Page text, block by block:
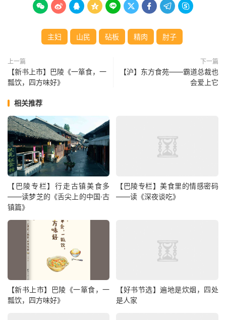
        
主妇 山民 砧板 精肉 肘子
上一篇
【新书上市】巴陵《一箪食，一
瓢饮，四方味好》
下一篇
【沪】东方食苑——霸道总裁也
会爱上它
相关推荐
【巴陵专栏】行走古镇美食多
——读梦芝的《舌尖上的中国·古
镇篇》
【巴陵专栏】美食里的情感密码
——读《深夜谈吃》
【新书上市】巴陵《一箪食，一
瓢饮，四方味好》
【好书节选】遍地是炊烟，四处
是人家